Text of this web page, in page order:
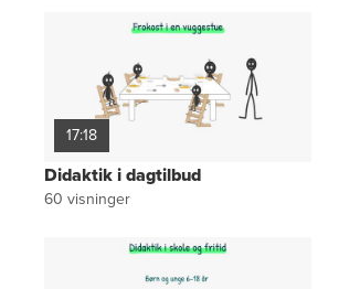
17:18
Didaktik i dagtilbud
60 visninger